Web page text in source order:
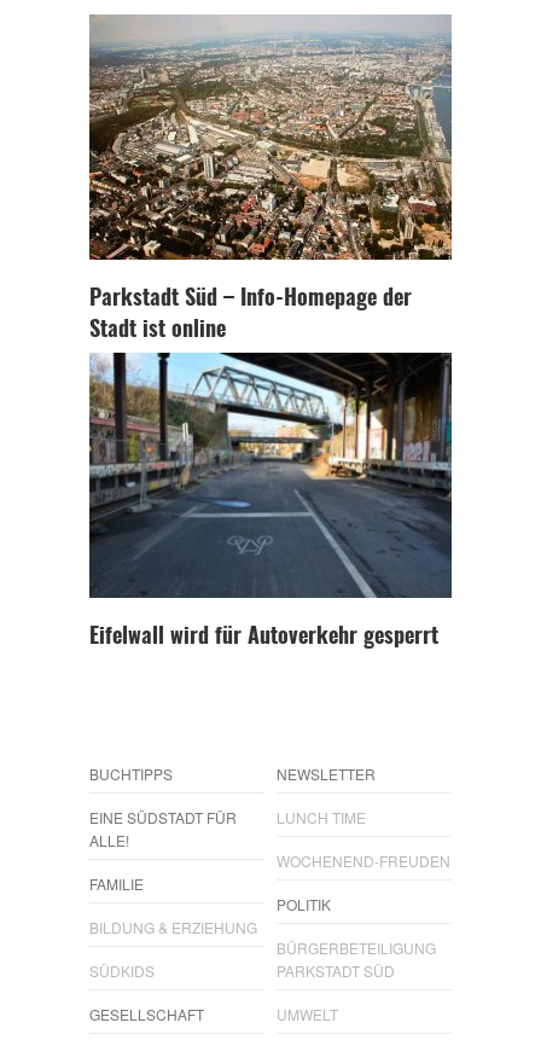
Parkstadt Süd – Info-Homepage der
Stadt ist online
Eifelwall wird für Autoverkehr gesperrt
BUCHTIPPS
EINE SÜDSTADT FÜR
ALLE!
FAMILIE
BILDUNG & ERZIEHUNG
SÜDKIDS
GESELLSCHAFT
NEWSLETTER
LUNCH TIME
WOCHENEND-FREUDEN
POLITIK
BÜRGERBETEILIGUNG
PARKSTADT SÜD
UMWELT